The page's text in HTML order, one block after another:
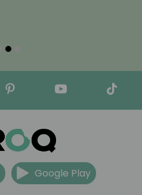
Google Play